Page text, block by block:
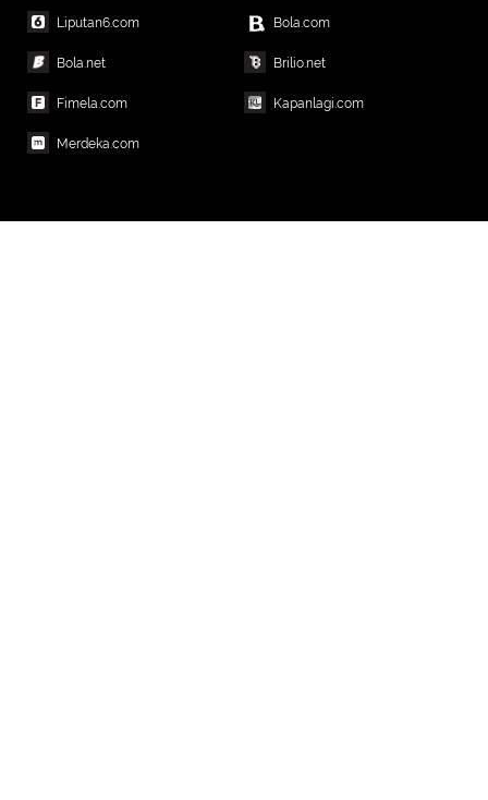
Liputan6.com Bola.com
Bola.net Brilio.net
Fimela.com Kapanlagi.com
Merdeka.com